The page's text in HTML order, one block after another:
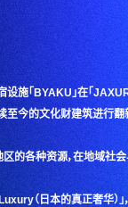
施「BYAKU」在「
至今的文化财建筑进行翻
的各种资源，在地域社
（日本的真正奢华）